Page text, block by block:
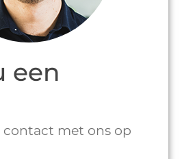
een
contact met ons op